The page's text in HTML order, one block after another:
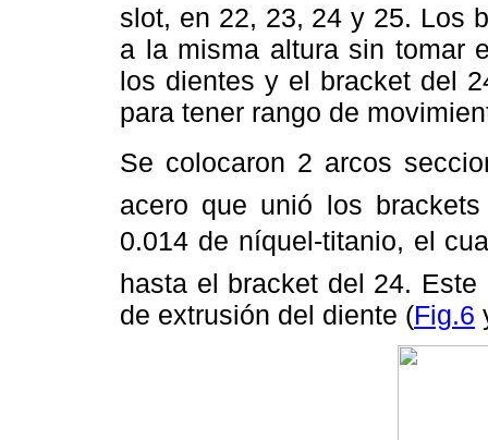
slot, en 22, 23, 24 y 25. Los
a la misma altura sin tomar
los dientes y el bracket del
para tener rango de
Se colocaron 2 arcos
acero que unió los
0.014 de níquel-titanio, el
hasta el bracket del 24.
de extrusión del diente (Fig.6